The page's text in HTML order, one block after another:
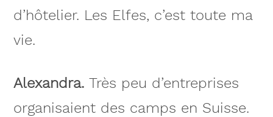
d’hôtelier. Les Elfes, c’est toute ma
vie.
Alexandra. Très peu d’entreprises
organisaient des camps en Suisse.